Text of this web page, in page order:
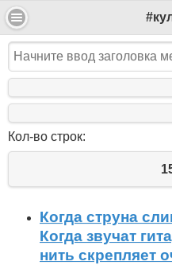
Кол-во строк:
Когда струна
Когда звучат
нить скрепляет